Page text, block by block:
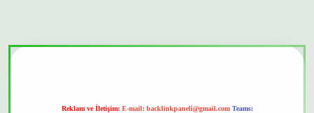
Reklam ve İletişim: E-mail: backlinkpaneli@gmail.com Teams: